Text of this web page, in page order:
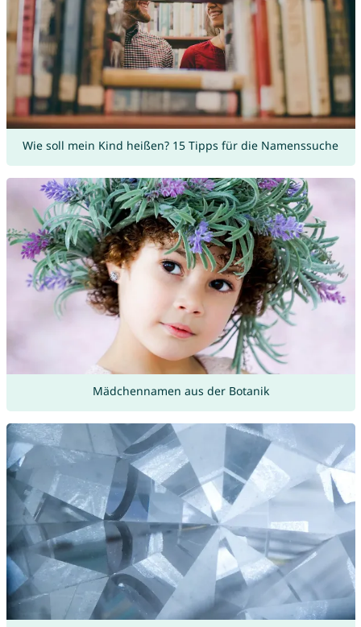
Wie soll mein Kind heißen? 15 Tipps für die Namenssuche
Mädchennamen aus der Botanik